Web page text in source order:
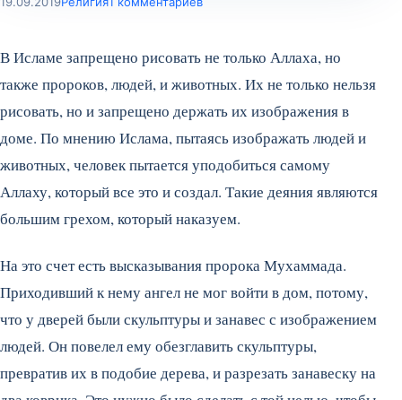
В Исламе запрещено рисовать не только Аллаха, но
также пророков, людей, и животных. Их не только нельзя
рисовать, но и запрещено держать их изображения в
доме. По мнению Ислама, пытаясь изображать людей и
животных, человек пытается уподобиться самому
Аллаху, который все это и создал. Такие деяния являются
большим грехом, который наказуем.
На это счет есть высказывания пророка Мухаммада.
Приходивший к нему ангел не мог войти в дом, потому,
что у дверей были скульптуры и занавес с изображением
людей. Он повелел ему обезглавить скульптуры,
превратив их в подобие дерева, и разрезать занавеску на